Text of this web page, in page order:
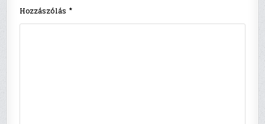
Hozzászólás*